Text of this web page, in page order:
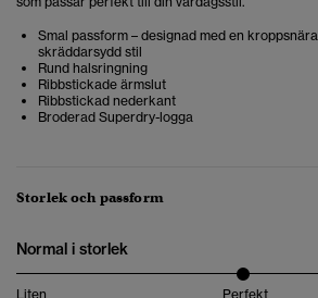
Smal passform – designad med en
skräddarsydd stil
Rund halsringning
Ribbstickade ärmslut
Ribbstickad nederkant
Broderad Superdry-logga
Storlek och passform
Normal i storlek
Liten Perfekt